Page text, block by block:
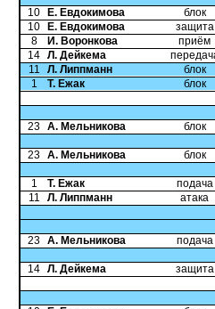
10 Е. Евдокимова
блок
10
Е. Евдокимова
защита
8
И. Воронкова
приём
14 Л. Дейкема
11
Л. Липпманн
блок
1
Т. Ежак блок
23 А. Мельникова блок
23 А. Мельникова блок
1 Т. Ежак
подача
11
Л. Липпманн атака
23 А. Мельникова подача
14 Л. Дейкема защита